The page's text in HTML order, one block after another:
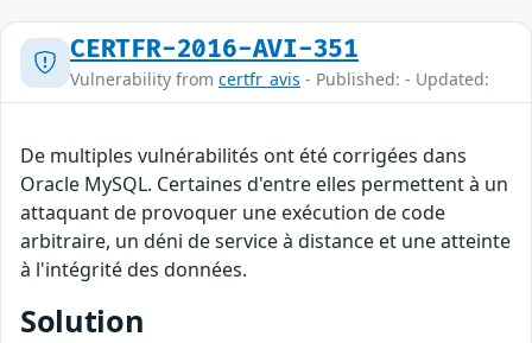
CERTFR-2016-AVI-351
Vulnerability from certfr_avis - Published: - Updated:
De multiples vulnérabilités ont été corrigées dans
Oracle MySQL. Certaines d'entre elles permettent à un
attaquant de provoquer une exécution de code
arbitraire, un déni de service à distance et une atteinte
à l'intégrité des données.
Solution